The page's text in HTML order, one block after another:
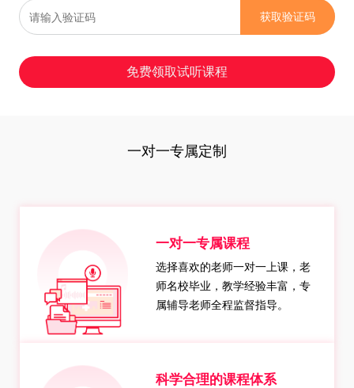
获取验证码
免费领取试听课程
一对一专属定制
一对一专属课程
选择喜欢的老师一对一上课，老
师名校毕业，教学经验丰富，专
属辅导老师全程监督指导。
科学合理的课程体系